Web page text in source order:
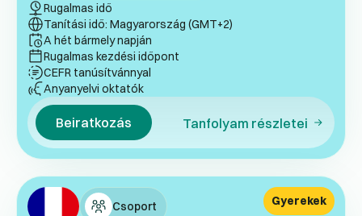
Rugalmas idő
Tanítási idő: Magyarország (GMT+2)
A hét bármely napján
Rugalmas kezdési időpont
CEFR tanúsítvánnyal
Anyanyelvi oktatók
Beiratkozás Tanfolyam részletei
Csoport Gyerekek